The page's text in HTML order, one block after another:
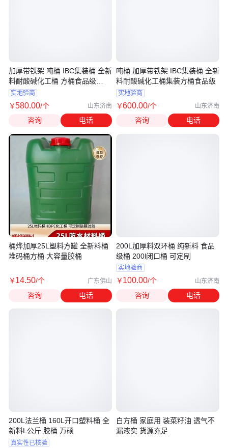
加厚带铁架 吨桶 IBC集装桶 全新
料耐酸碱化工桶 方桶食品级
1000L吨桶
实地验商
￥580.00/个 山东济南
咨询 电话
桶烨加厚25L塑料方罐 全新料桶
堆码桶方桶 大容量胶桶
￥14.50/个 广东佛山
咨询 电话
200L法兰桶 160L开口塑料桶 全
新料L公斤 胶桶 万硕
真实性已核验
吨桶 加厚带铁架 IBC集装桶 全新
料耐酸碱化工桶集装方桶食品级
实地验商
￥600.00/个 山东济南
咨询 电话
200L加厚料双环桶 纯新料 食品
级桶 200l闭口桶 可定制
实地验商
￥100.00/个 山东济南
咨询 电话
白方桶 家庭用 装菜籽油 透气不
漏液实 货源充足